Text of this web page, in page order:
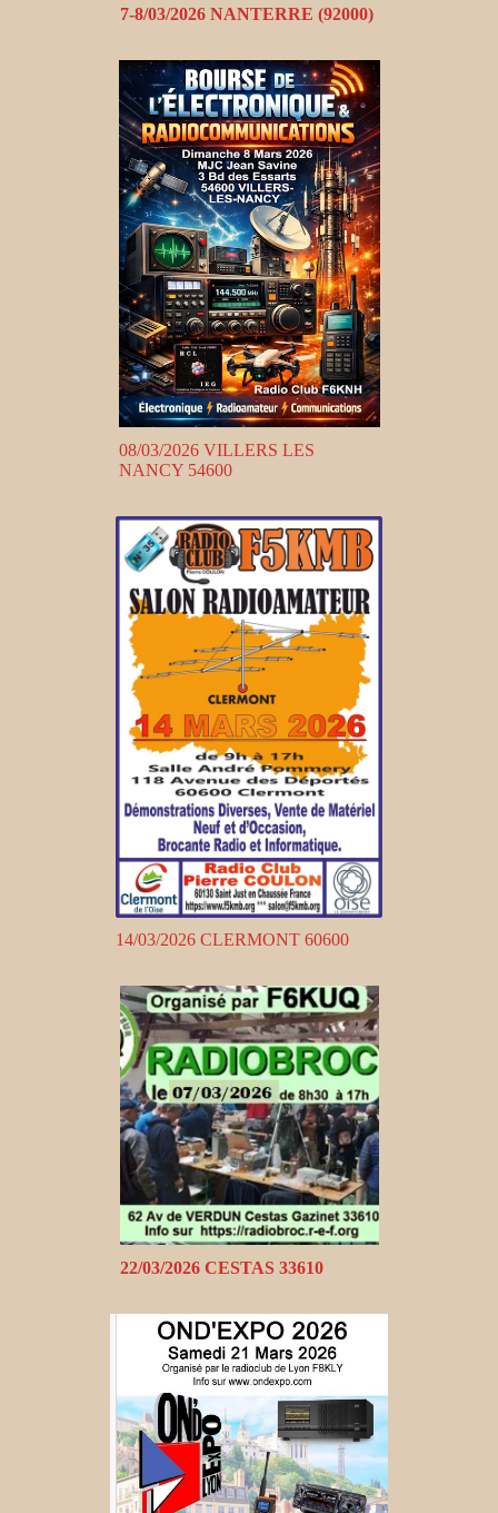
7-8/03/2026 NANTERRE (92000)
08/03/2026 VILLERS LES
NANCY 54600
14/03/2026 CLERMONT 60600
22/03/2026 CESTAS 33610